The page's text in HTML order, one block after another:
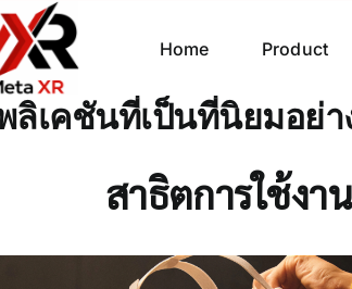
Home Product
ลิเคชันที่เป็นที่นิยมอย่
สาธิตการใช้ง